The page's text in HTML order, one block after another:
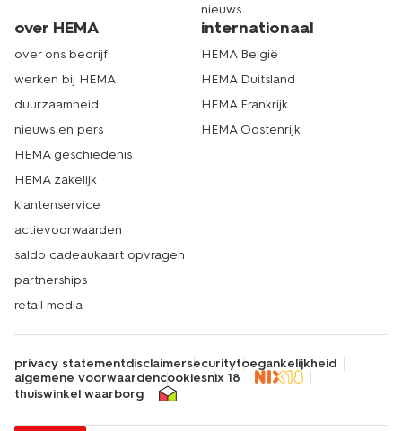
nieuws
over HEMA
over ons bedrijf
werken bij HEMA
duurzaamheid
nieuws en pers
HEMA geschiedenis
HEMA zakelijk
klantenservice
actievoorwaarden
saldo cadeaukaart opvragen
partnerships
retail media
internationaal
HEMA België
HEMA Duitsland
HEMA Frankrijk
HEMA Oostenrijk
privacy statementdisclaimersecuritytoegankelijkheid
algemene voorwaardencookiesnix 18
thuiswinkel waarborg